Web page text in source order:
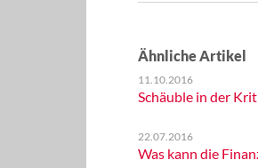
Ähnliche Artikel
11.10.2016
Schäuble in der
22.07.2016
Was kann die